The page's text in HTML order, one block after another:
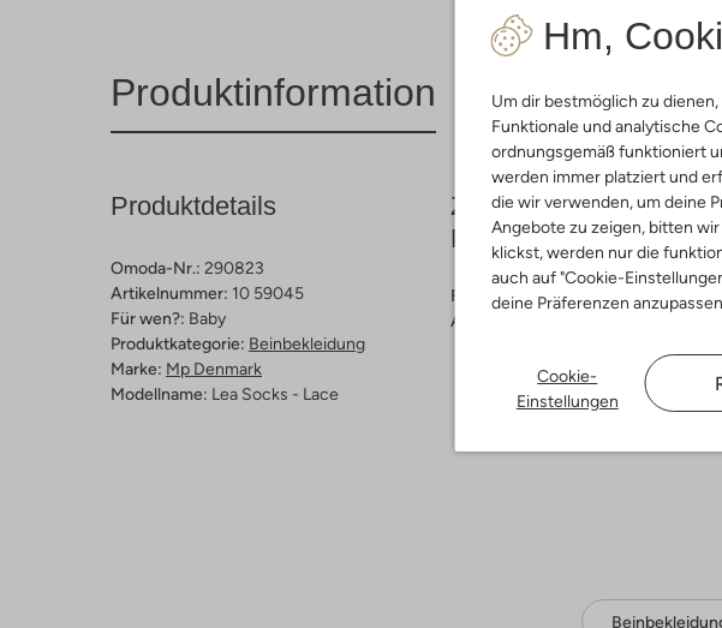
Hm,
Um dir bestmöglich zu
Funktionale und analytische
ordnungsgemäß funktioniert
werden immer platziert und
die wir verwenden, um deine
Angebote zu zeigen, bitten
klickst, werden nur die
auch auf "Cookie-
deine Präferenzen
Cookie-
Einstellungen
Produktinformation
Produktdetails
Omoda-Nr.: 290823
Artikelnummer: 10 59045
Für wen?: Baby
Produktkategorie: Beinbekleidung
Marke: Mp Denmark
Modellname: Lea Socks - Lace
Zusammensetzung &
Passform
Farbe : Beige
Außenmaterial: